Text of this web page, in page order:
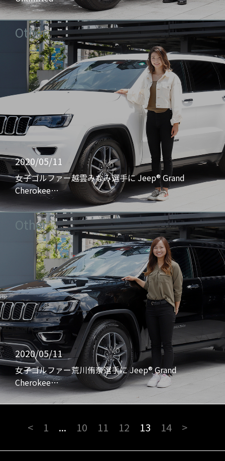
Other
2020/05/11
女子ゴルファー越雲みなみ選手に Jeep® Grand
Cherokee…
Other
2020/05/11
女子ゴルファー荒川侑奈選手に Jeep® Grand
Cherokee…
< 1 ... 10 11 12 13 14 >